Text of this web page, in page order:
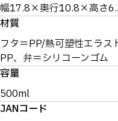
幅17.8×奥行10.8×高さ
材質
フタ＝PP/熱可塑性エラス
PP、弁＝シリコーンゴム
容量
500ml
JANコード